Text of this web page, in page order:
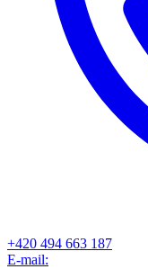
+420 494 663 187
E-mail: